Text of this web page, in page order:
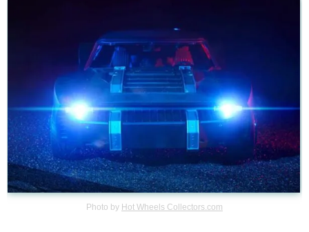
Photo by Hot Wheels Collectors.com